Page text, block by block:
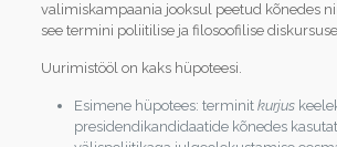
valimiskampaania jooksul peetud kõnedes
see termini poliitilise ja filosoofilise
Uurimistööl on kaks hüpoteesi.
Esimene hüpotees: terminit kurjus
presidendikandidaatide kõnedes